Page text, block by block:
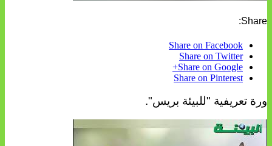
Share:
Share on Facebook
Share on Twitter
Share on Google+
Share on Pinterest
ورة تعريفية "للبيئة بريس".